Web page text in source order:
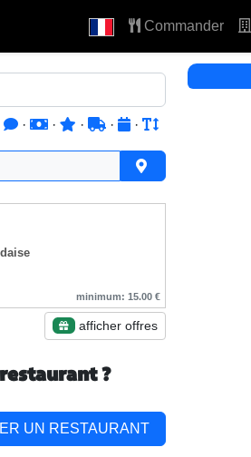
Commander
· · · · ·
minimum: 15.00 €
afficher offres
?
UN RESTAURANT